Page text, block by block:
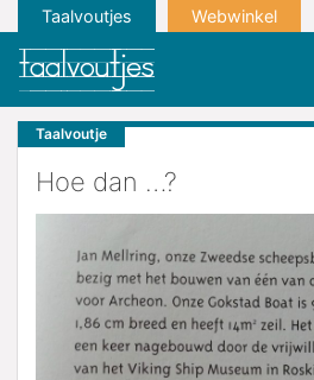
Taalvoutjes Webwinkel
Taalvoutje
Hoe dan …?